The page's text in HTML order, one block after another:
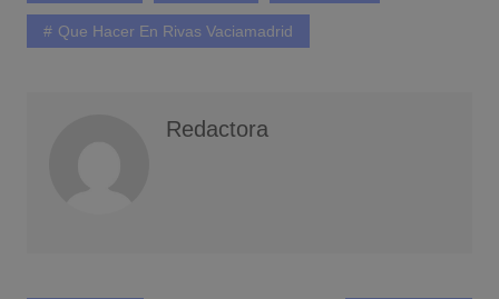
Que Hacer En Rivas Vaciamadrid
Redactora